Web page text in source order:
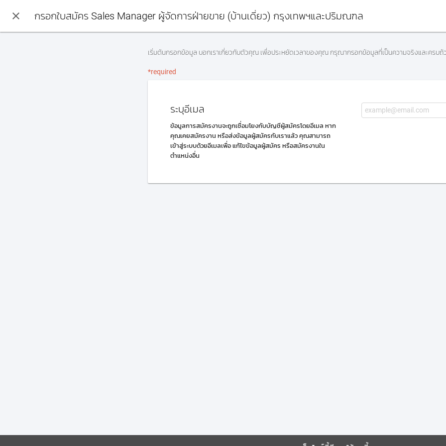
close กรอกใบสมัคร Sales Manager ผู้จัดการฝ่ายขาย (บ้านเดี่ยว) กรุงเทพฯและปริมณฑล
เริ่มต้นกรอกข้อมูล บอกเราเกี่ยวกับตัวคุณ เพื่อประหยัดเวลาของคุณ กรุณากรอกข้อมูลที่เป็นความจริงและครบถ้
*required
ระบุอีเมล
ข้อมูลการสมัครงานจะถูกเชื่อมโยงกับบัญชีผู้สมัครโดยอีเมล หาก
คุณเคยสมัครงาน หรือส่งข้อมูลผู้สมัครกับเราแล้ว คุณสามารถ
เข้าสู่ระบบด้วยอีเมลเพื่อ แก้ไขข้อมูลผู้สมัคร หรือสมัครงานใน
ตำแหน่งอื่น